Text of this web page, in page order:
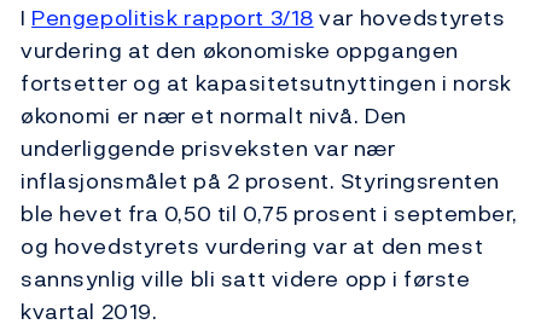
I Pengepolitisk rapport 3/18var hovedstyrets
vurdering at den økonomiske oppgangen
fortsetter og at kapasitetsutnyttingen i norsk
økonomi er nær et normalt nivå. Den
underliggende prisveksten var nær
inflasjonsmålet på 2 prosent. Styringsrenten
ble hevet fra 0,50 til 0,75 prosent i september,
og hovedstyrets vurdering var at den mest
sannsynlig ville bli satt videre opp i første
kvartal 2019.